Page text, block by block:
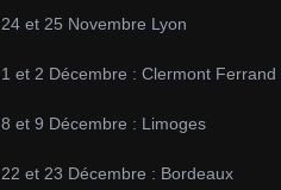
24 et 25 Novembre Lyon
1 et 2 Décembre : Clermont Ferrand
8 et 9 Décembre : Limoges
22 et 23 Décembre : Bordeaux